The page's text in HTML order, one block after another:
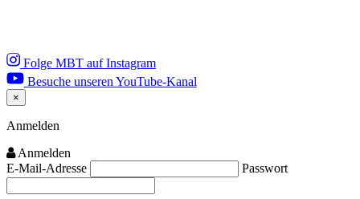
Folge MBT auf Instagram
Besuche unseren YouTube-Kanal
×
Close
Anmelden
Anmelden
E-Mail-Adresse
Passwort